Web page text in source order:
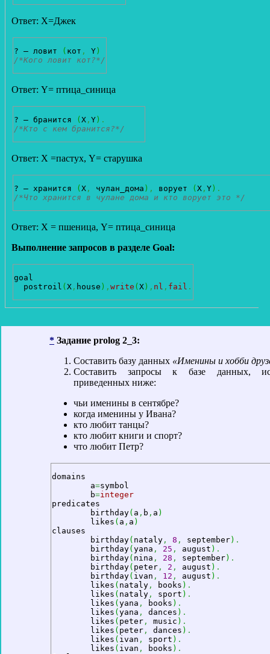
Ответ: Х=Джек
? – ловит ( кот , Y )
/*Кого ловит кот?*/
Ответ: Y= птица_синица
? – бранится ( X , Y ) .
/*Кто с кем бранится?*/
Ответ: X =пастух, Y= старушка
? – хранится ( X , чулан_дома ) , ворует ( X , Y ) .
/*Что хранится в чулане дома и кто ворует это */
Ответ: X = пшеница, Y= птица_синица
Выполнение запросов в разделе Goal:
goal
  postroil
( X , house ) , write ( X ) , nl , fail .
* Задание prolog 2_3:
Составить базу данных «Именины и хобби
Составить запросы к базе данных,
приведенных ниже:
чьи именины в сентябре?
когда именины у Ивана?
кто любит танцы?
кто любит книги и спорт?
что любит Петр?
domains
	a
=symbol
	b
=integer
predicates
	birthday
( a , b , a )
	likes
( a , a )
clauses
	birthday
( nataly , 8 , september) .
	birthday
( yana , 25 , august ) .
	birthday
( nina , 28 , september) .
	birthday
( peter , 2 , august ) .
	birthday
( ivan , 12 , august ) .
	likes
( nataly , books ) .
	likes
( nataly , sport ) .
	likes
( yana , books ) .
	likes
( yana , dances ) .
	likes
( peter , music ) .
	likes
( peter , dances ) .
	likes
( ivan , sport ) .
	likes
( ivan , books ) .